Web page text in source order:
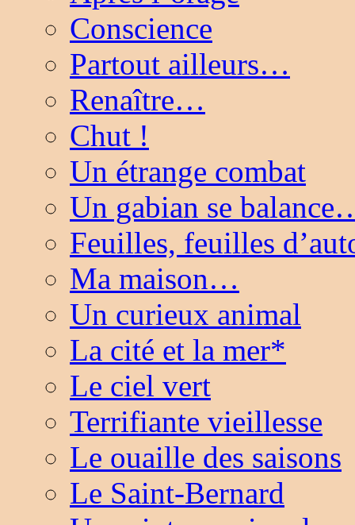
Conscience
Partout ailleurs…
Renaître…
Chut !
Un étrange combat
Un gabian se
Feuilles, feuilles
Ma maison…
Un curieux animal
La cité et la mer*
Le ciel vert
Terrifiante vieillesse
Le ouaille des saisons
Le Saint-Bernard